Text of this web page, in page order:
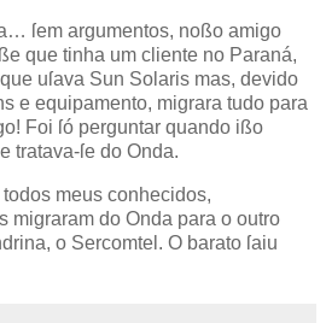
ſem argumentos, noßo amigo
que tinha um cliente no Paraná,
uſava Sun Solaris mas, devido
e equipamento, migrara tudo para
Foi ſó perguntar quando ißo
tratava‐ſe do Onda.
meus conhecidos,
migraram do Onda para o outro
o Sercomtel . O barato ſaiu